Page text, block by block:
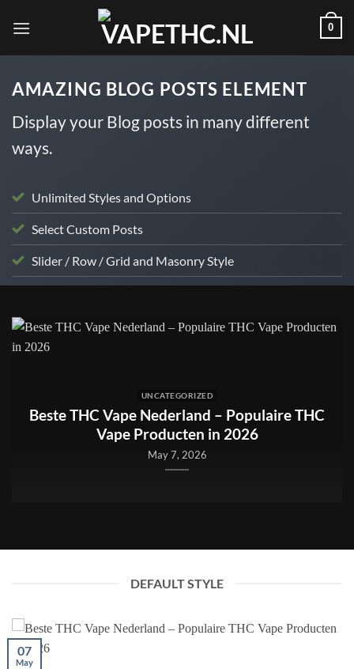
0
AMAZING BLOG POSTS ELEMENT
Display your Blog posts in many different
ways.
Unlimited Styles and Options
Select Custom Posts
Slider / Row / Grid and Masonry Style
UNCATEGORIZED
Beste THC Vape Nederland – Populaire THC
Vape Producten in 2026
May 7, 2026
DEFAULT STYLE
07
May